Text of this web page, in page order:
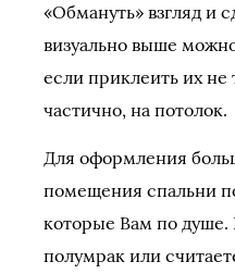
«Обмануть» взгляд и
визуально выше
если приклеить их не
частично, на потолок.
Для оформления
помещения спальни
которые Вам по
полумрак или